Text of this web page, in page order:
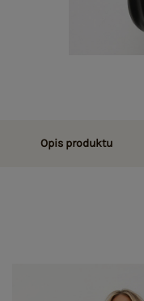
Opis produktu